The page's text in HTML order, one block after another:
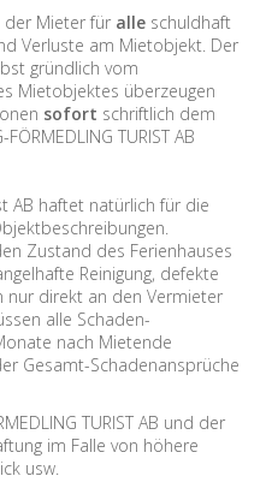
der Mieter für alle schuldhaft
Verluste am Mietobjekt. Der
gründlich vom
Mietobjektes überzeugen
sofort schriftlich dem
TURIST AB
AB haftet natürlich für die
Zustand des Ferienhauses
Reinigung, defekte
nur direkt an den Vermieter
alle Schaden-
nach Mietende
Gesamt-Schadenansprüche
TURIST AB und der
im Falle von höhere
usw.